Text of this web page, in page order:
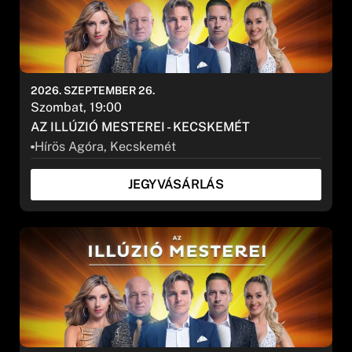
AZ ILLÚZIÓ MESTEREI - KECSKEMÉT
Hírös Agóra, Kecskemét
2026. SZEPTEMBER 26.
Szombat, 19:00
JEGYVÁSÁRLÁS